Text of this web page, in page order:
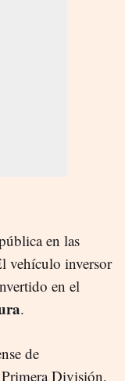
en las
vehículo inversor
en el
.
de
División,